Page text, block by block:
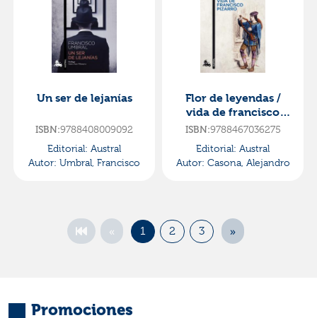
Un ser de lejanías
ISBN:9788408009092
Editorial: Austral
Autor: Umbral, Francisco
Flor de leyendas /
vida de francisco
pizarro
ISBN:9788467036275
Editorial: Austral
Autor: Casona, Alejandro
« 1 2 3 »
Promociones